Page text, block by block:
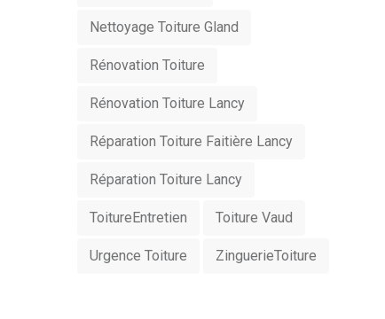
Nettoyage Toiture Gland
Rénovation Toiture
Rénovation Toiture Lancy
Réparation Toiture Faitière Lancy
Réparation Toiture Lancy
ToitureEntretien Toiture Vaud
Urgence Toiture ZinguerieToiture